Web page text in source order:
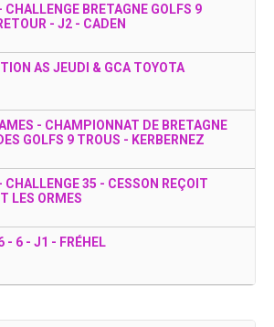
CHALLENGE BRETAGNE GOLFS 9
- J2 - CADEN
AS JEUDI & GCA TOYOTA
- CHAMPIONNAT DE BRETAGNE
GOLFS 9 TROUS - KERBERNEZ
CHALLENGE 35 - CESSON REÇOIT
LES ORMES
- 6 - J1 - FRÉHEL